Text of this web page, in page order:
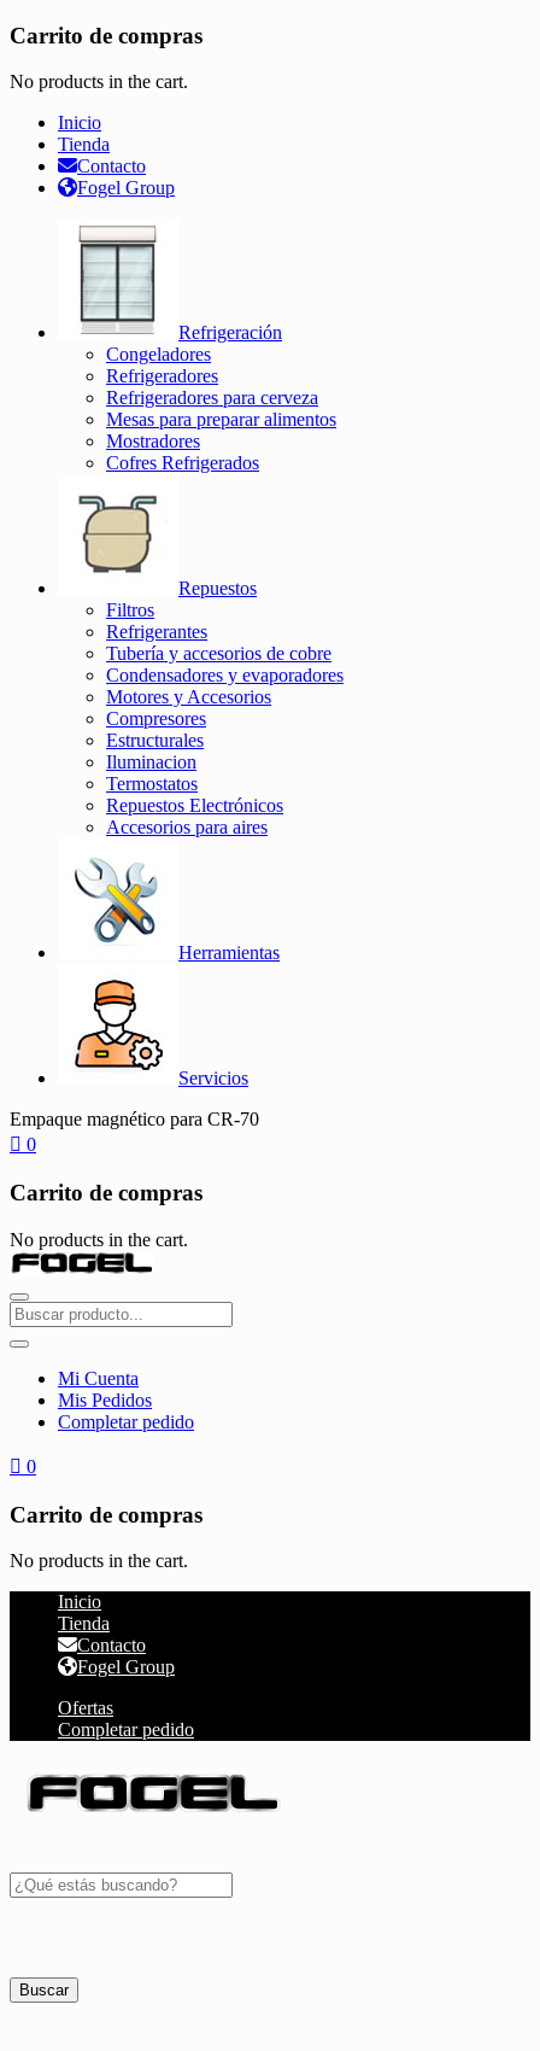
Carrito de compras
No products in the cart.
Inicio
Tienda
Contacto
Fogel Group
Refrigeración
Congeladores
Refrigeradores
Refrigeradores para cerveza
Mesas para preparar alimentos
Mostradores
Cofres Refrigerados
Repuestos
Filtros
Refrigerantes
Tubería y accesorios de cobre
Condensadores y evaporadores
Motores y Accesorios
Compresores
Estructurales
Iluminacion
Termostatos
Repuestos Electrónicos
Accesorios para aires
Herramientas
Servicios
Empaque magnético para CR-70
0
Carrito de compras
No products in the cart.
Mi Cuenta
Mis Pedidos
Completar pedido
0
Carrito de compras
No products in the cart.
Inicio
Tienda
Contacto
Fogel Group
Ofertas
Completar pedido
Buscar